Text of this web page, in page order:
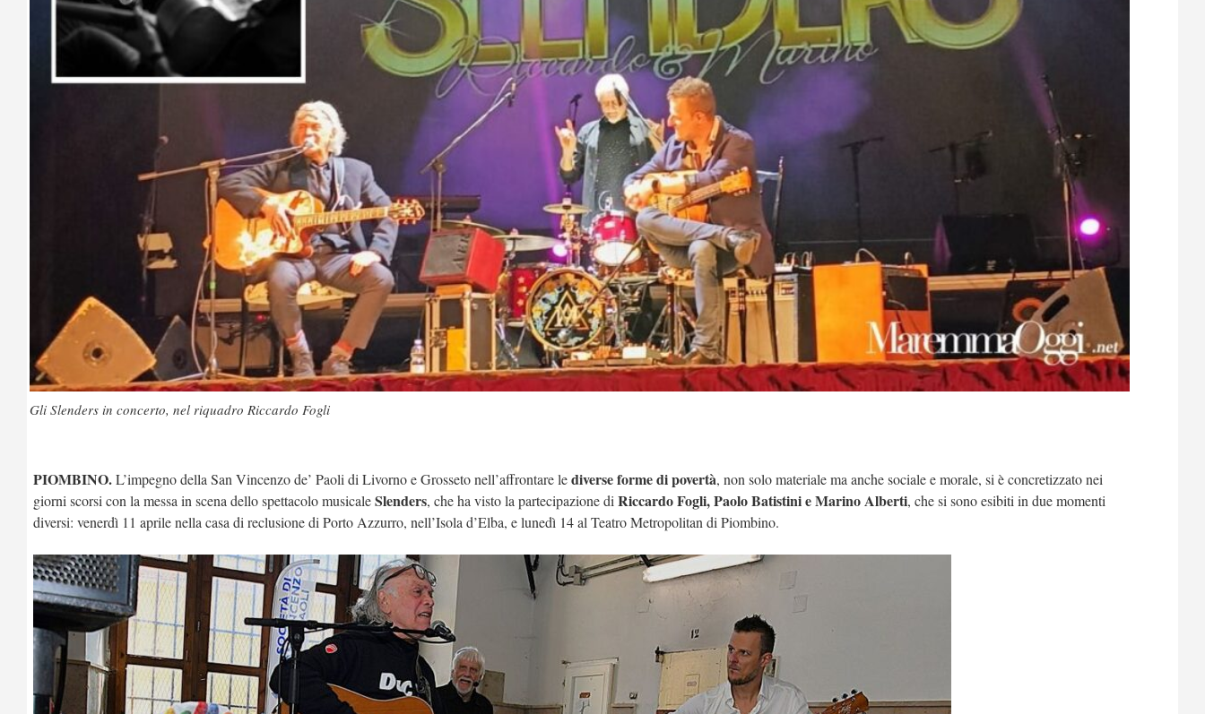
Gli Slenders in concerto, nel riquadro Riccardo Fogli
PIOMBINO.L’impegno della San Vincenzo de’ Paoli di Livorno e Grosseto nell’affrontare lediverse forme di povertà, non solo materiale ma anche sociale e morale, si è concretizzato nei
giorni scorsi con la messa in scena dello spettacolo musicaleSlenders, che ha visto la partecipazione di Riccardo Fogli, Paolo Batistini e Marino Alberti, che si sono esibiti in due momenti
diversi: venerdì 11 aprile nella casa di reclusione di Porto Azzurro, nell’Isola d’Elba, e lunedì 14 al Teatro Metropolitan di Piombino.